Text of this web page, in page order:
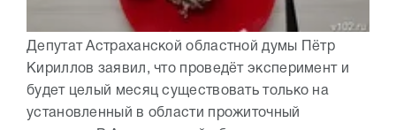
Депутат Астраханской областной думы Пётр
Кириллов заявил, что проведёт эксперимент и
будет целый месяц существовать только на
установленный в области прожиточный